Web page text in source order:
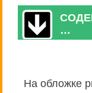
…
На обложке